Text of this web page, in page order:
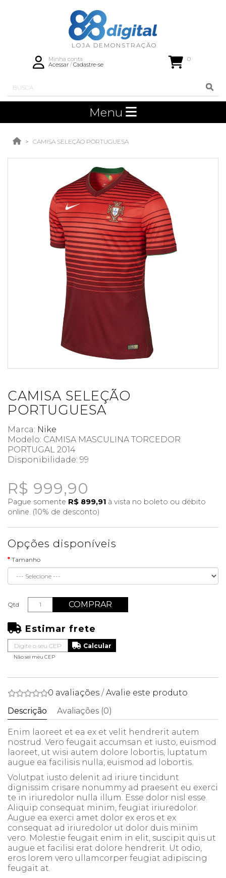
Minha conta
Acessar/Cadastre-se
0
Menu
CAMISA SELEÇÃO PORTUGUESA
CAMISA SELEÇÃO
PORTUGUESA
Marca: Nike
Modelo: CAMISA MASCULINA TORCEDOR
PORTUGAL 2014
Disponibilidade: 99
R$ 999,90
Pague somente R$ 899,91 à vista no boleto ou débito
online. (10% de desconto)
Opções disponíveis
Tamanho
Qtd COMPRAR
Estimar frete
Não sei meu CEP
0 avaliações /Avalie este produto
Descrição
Avaliações (0)
Enim laoreet et ea ex et velit hendrerit autem
nostrud. Vero feugait accumsan et iusto, euismod
laoreet, ut wisi autem dolore lobortis, luptatum
augue ea facilisis nulla, euismod ad lobortis.
Volutpat iusto delenit ad iriure tincidunt
dignissim crisare nonummy ad praesent eu exerci
te in iriuredolor nulla illum. Esse dolor nisl esse.
Aliquip consequat minim, feugiat iriuredolor.
Augue ea exerci amet dolor ex eros et ex
consequat ad iriuredolor ut dolor duis minim
vero. Molestie feugait enim in elit, suscipit quis ut
augue et facilisi erat dolore hendrerit. Ut odio,
eros lorem vero ullamcorper feugiat adipiscing
feugait at.